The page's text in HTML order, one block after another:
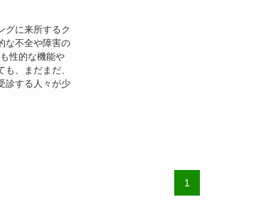
グに来所するク
な不全や障害の
性的な機能や
、まだまだ、
診する人々が少
1